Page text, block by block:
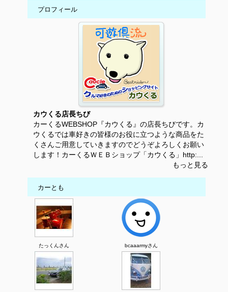
プロフィール
カウくる店長ちび
カーくるWEBSHOP『カウくる』の店長ちびです。カ
ウくるでは車好きの皆様のお役に立つような商品をた
くさんご用意していきますのでどうぞよろしくお願い
します！カーくるＷＥＢショップ「カウくる」http:...
もっと見る
カーとも
たっくんさん bcaaarmyさん